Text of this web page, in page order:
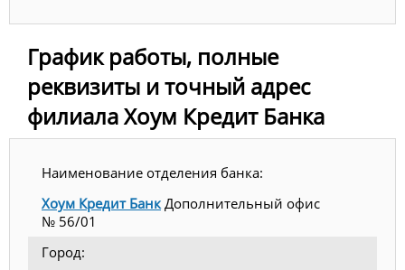
График работы, полные
реквизиты и точный адрес
филиала Хоум Кредит Банка
Наименование отделения банка:
Хоум Кредит БанкДополнительный офис
№ 56/01
Город: